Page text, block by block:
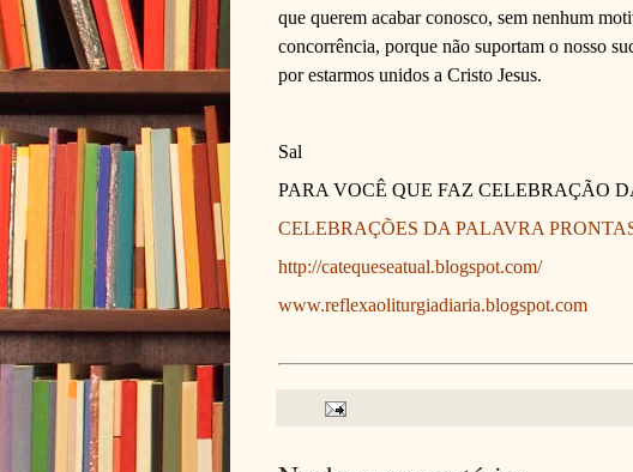
que querem acabar conosco, sem nenhum
concorrência, porque não suportam o nosso
por estarmos unidos a Cristo Jesus.
Sal
PARA VOCÊ QUE FAZ CELEBRAÇÃO
CELEBRAÇÕES DA PALAVRA
http://catequeseatual.blogspot.com/
www.reflexaoliturgiadiaria.blogspot.com